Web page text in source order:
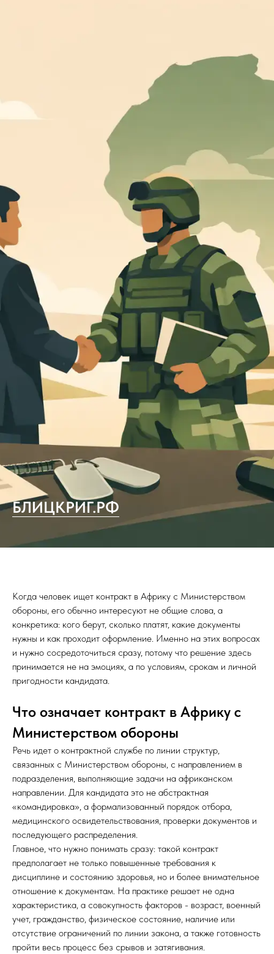
БЛИЦКРИГ.РФ
Когда человек ищет контракт в Африку с Министерством
обороны, его обычно интересуют не общие слова, а
конкретика: кого берут, сколько платят, какие документы
нужны и как проходит оформление. Именно на этих вопросах
и нужно сосредоточиться сразу, потому что решение здесь
принимается не на эмоциях, а по условиям, срокам и личной
пригодности кандидата.
Что означает контракт в Африку с
Министерством обороны
Речь идет о контрактной службе по линии структур,
связанных с Министерством обороны, с направлением в
подразделения, выполняющие задачи на африканском
направлении. Для кандидата это не абстрактная
«командировка», а формализованный порядок отбора,
медицинского освидетельствования, проверки документов и
последующего распределения.
Главное, что нужно понимать сразу: такой контракт
предполагает не только повышенные требования к
дисциплине и состоянию здоровья, но и более внимательное
отношение к документам. На практике решает не одна
характеристика, а совокупность факторов - возраст, военный
учет, гражданство, физическое состояние, наличие или
отсутствие ограничений по линии закона, а также готовность
пройти весь процесс без срывов и затягивания.